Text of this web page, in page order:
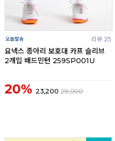
리뷰 25
요넥스 종아리 보호대 카프 슬리브
2개입 배드민턴 259SP001U
20% 23,200 29,000